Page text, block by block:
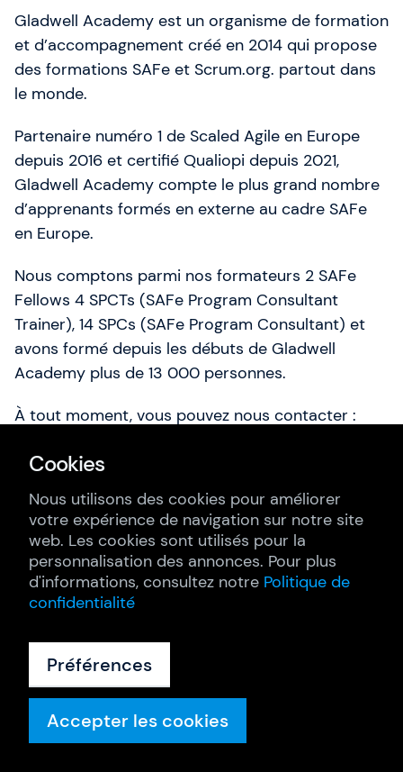
Gladwell Academy est un organisme de formation
et d’accompagnement créé en 2014 qui propose
des formations SAFe et Scrum.org. partout dans
le monde.
Partenaire numéro 1 de Scaled Agile en Europe
depuis 2016 et certifié Qualiopi depuis 2021,
Gladwell Academy compte le plus grand nombre
d’apprenants formés en externe au cadre SAFe
en Europe.
Nous comptons parmi nos formateurs 2 SAFe
Fellows 4 SPCTs (SAFe Program Consultant
Trainer), 14 SPCs (SAFe Program Consultant) et
avons formé depuis les débuts de Gladwell
Academy plus de 13 000 personnes.
À tout moment, vous pouvez nous contacter :
Par téléphone : + 33 7 44 78 66 06
Par email :info@gladwellacademy.fr
Mis à jour le 31/08/2025
Prochaines formations SAFe
Advanced Scrum Master (SASM)
Programmes
Cookies
Nous utilisons des cookies pour améliorer
votre expérience de navigation sur notre site
web. Les cookies sont utilisés pour la
personnalisation des annonces. Pour plus
d'informations, consultez notre Politique de
confidentialité
Préférences
Accepter les cookies